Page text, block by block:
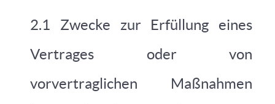
2.1 Zwecke zur Erfüllung eines
Vertrages oder von
vorvertraglichen Maßnahmen